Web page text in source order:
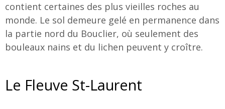
contient certaines des plus vieilles roches au
monde. Le sol demeure gelé en permanence dans
la partie nord du Bouclier, où seulement des
bouleaux nains et du lichen peuvent y croître.
Le Fleuve St-Laurent